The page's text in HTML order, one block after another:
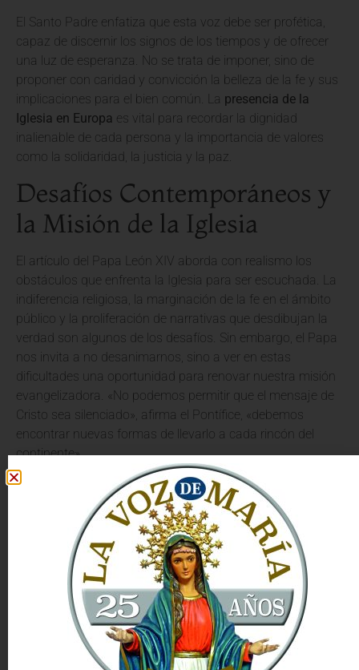
El Santo Padre enfatiza que esta voz debe ser profética,
capaz de discernir los signos de los tiempos y de ofrecer
una luz de esperanza. No se trata de imponer, sino de
proponer con caridad y convicción la belleza de la fe y sus
implicaciones para el bien común. La presencia de la
Iglesia en Europa es vital para recordar la dignidad
inalienable de cada persona y la importancia de valores
como la solidaridad, la justicia y la paz.
Desafíos Contemporáneos y
la Misión de la Iglesia
El artículo del Papa León XIV aborda con realismo los
obstáculos que enfrenta la Iglesia para ser escuchada. La
indiferencia religiosa, la marginación de la fe en el ámbito
público y la proliferación de narrativas que desdibujan la
verdad son algunos de los desafíos. Sin embargo, el Papa
nos invita a no desanimarnos, sino a ver en estas
dificultades una oportunidad para renovar nuestra misión
evangelizadora. «No podemos permitir que el mensaje de
Cristo sea silenciado», afirma el Pontífice, «debemos
encontrar nuevas formas de llevarlo a cada rincón del
continente».
La misión de la Iglesia en Europa, según el Papa, es triple:
testimonio, diálogo y servicio . Testimonio de una vida
coherente con el Evangelio; diálogo con la cultura
contemporánea, buscando puentes de entendimiento; y
servicio a los más vulnerables, mostrando el rostro
misericordioso de Cristo. Estos pilares son fundamentales
para que la voz de la Iglesia no solo se escuche, sino que
también sea creíble y transformadora.
Estrategias para una